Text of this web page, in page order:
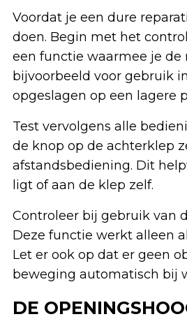
Voordat je een dure
doen. Begin met het
een functie waarmee je
bijvoorbeeld voor gebruik
opgeslagen op een lagere
Test vervolgens alle
de knop op de achterklep
afstandsbediening. Dit
ligt of aan de klep zelf.
Controleer bij gebruik van
Deze functie werkt alleen
Let er ook op dat er geen
beweging automatisch bij
DE